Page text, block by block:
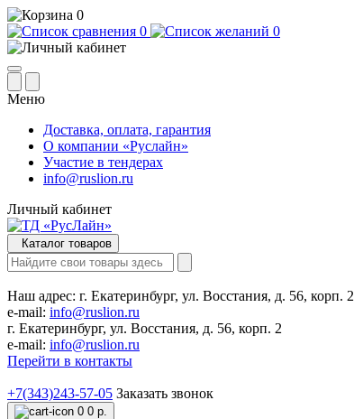
0
0
0
Меню
Доставка, оплата, гарантия
О компании «Руслайн»
Участие в тендерах
info@ruslion.ru
Личный кабинет
Каталог товаров
Наш адрес: г. Екатеринбург, ул. Восстания, д. 56, корп. 2
e-mail: info@ruslion.ru
г. Екатеринбург, ул. Восстания, д. 56, корп. 2
e-mail: info@ruslion.ru
Перейти в контакты
+7(343)243-57-05 Заказать звонок
0 0 р.